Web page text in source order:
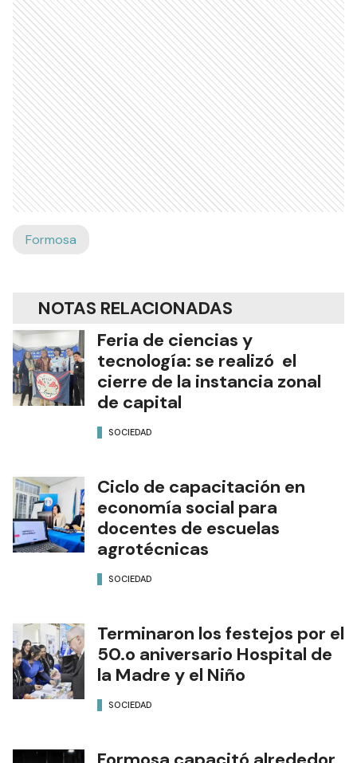
Formosa
NOTAS RELACIONADAS
Feria de ciencias y
tecnología: se realizó el
cierre de la instancia zonal
de capital
SOCIEDAD
Ciclo de capacitación en
economía social para
docentes de escuelas
agrotécnicas
SOCIEDAD
Terminaron los festejos por el
50.o aniversario Hospital de
la Madre y el Niño
SOCIEDAD